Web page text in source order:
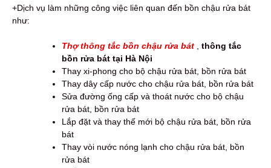
+Dịch vụ làm những công việc liên quan đến bồn chậu rửa bát
như:
Thợ thông tắc bồn chậu rửa bát
thông tắc
bồn rửa bát tại Hà Nội
Thay xi-phong cho bộ chậu rửa bát, bồn rửa bát
Thay dây cấp nước cho chậu rửa bát, bồn rửa bát
Sửa đường ống cấp và thoát nước cho bộ chậu
rửa bát, bồn rửa bát
Lắp đặt và thay thế mới bộ chậu rửa bát, bồn rửa
bát
Thay vòi nước nóng lạnh cho chậu rửa bát, bồn
rửa bát